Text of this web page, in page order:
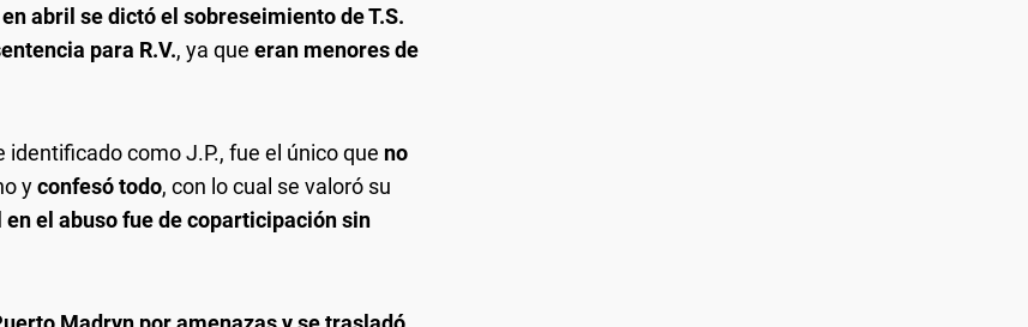
en abril se dictó el sobreseimiento de T.S.
para R.V., ya que eran menores de
identificado como J.P., fue el único que no
yconfesó todo, con lo cual se valoró su
en el abuso fue de coparticipación sin